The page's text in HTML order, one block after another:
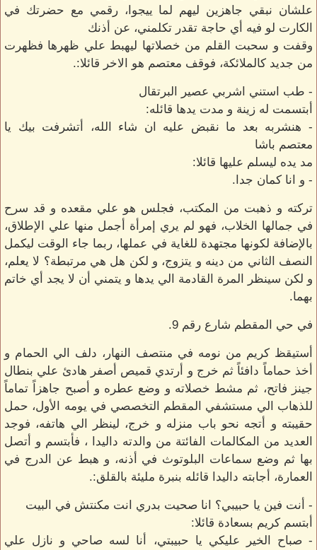
علشان نبقي جاهزين ليهم لما ييجوا، رقمي مع حضرتك في
الكارت لو فيه أي حاجة تقدر تكلمني، عن أذنك
وقفت و سحبت القلم من خصلاتها ليهبط علي ظهرها فظهرت
من جديد كالملائكة، فوقف معتصم هو الاخر قائلا:.
- طب استني اشربي عصير البرتقال
أبتسمت له زينة و مدت يدها قائله:
- هنشربه بعد ما نقبض عليه ان شاء الله، أتشرفت بيك يا
معتصم باشا
مد يده ليسلم عليها قائلا:
- و انا كمان جدا.
تركته و ذهبت من المكتب، فجلس هو علي مقعده و قد سرح
في جمالها الخلاب، فهو لم يري إمرأة أجمل منها علي الإطلاق،
بالإضافة لكونها مجتهدة للغاية في عملها، ربما جاء الوقت ليكمل
النصف الثاني من دينه و يتزوج، و لكن هل هي مرتبطة؟ لا يعلم،
و لكن سينظر المرة القادمة الي يدها و يتمني أن لا يجد أي خاتم
بهما.
في حي المقطم شارع رقم 9.
أستيقظ كريم من نومه في منتصف النهار، دلف الي الحمام و
أخذ حماماً دافئاً ثم خرج و أرتدي قميص أصفر هادئ علي بنطال
جينز فاتح، ثم مشط خصلاته و وضع عطره و أصبح جاهزاً تماماً
للذهاب الي مستشفي المقطم التخصصي في يومه الأول، حمل
حقيبته و أتجه نحو باب منزله و خرج، لينظر الي هاتفه، فوجد
العديد من المكالمات الفائتة من والدته داليدا ، فأبتسم و أتصل
بها ثم وضع سماعات البلوتوث في أذنه، و هبط عن الدرج في
العمارة، أجابته داليدا قائله بنبرة مليئة بالقلق:.
- أنت فين يا حبيبي؟ انا صحيت بدري انت مكنتش في البيت
أبتسم كريم بسعادة قائلا:
- صباح الخير عليكي يا حبيبتي، أنا لسه صاحي و نازل علي